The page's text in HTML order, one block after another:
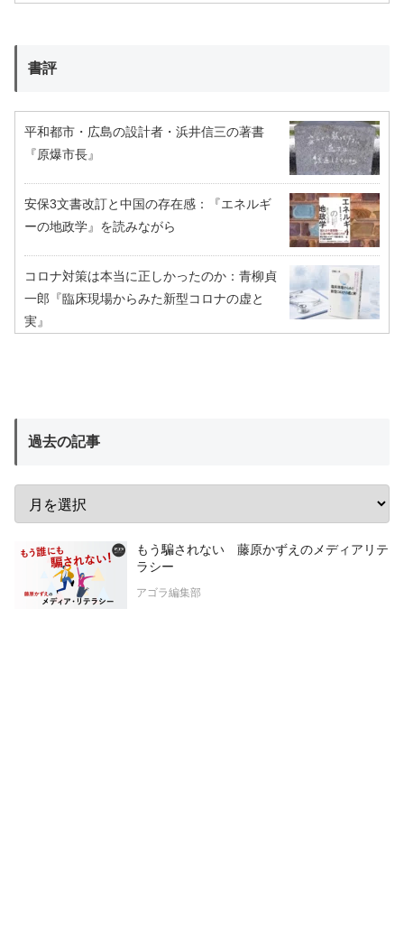
書評
平和都市・広島の設計者・浜井信三の著書
『原爆市長』
安保3文書改訂と中国の存在感：『エネルギ
ーの地政学』を読みながら
コロナ対策は本当に正しかったのか：青柳貞
一郎『臨床現場からみた新型コロナの虚と
実』
過去の記事
もう騙されない 藤原かずえのメディアリテ
ラシー
アゴラ編集部